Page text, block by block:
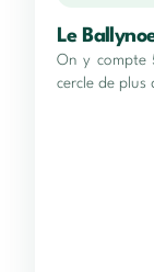
Le
On y compte
cercle de plus